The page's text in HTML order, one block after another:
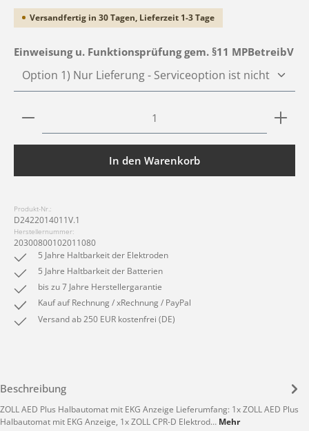
Versandfertig in 30 Tagen, Lieferzeit 1-3 Tage
Einweisung u. Funktionsprüfung gem. §11 MPBetreibV
Produkt Anzahl: Gib den gewünschten Wert ein
In den Warenkorb
Produkt-Nr.:
D2422014011V.1
Herstellernummer:
20300800102011080
5 Jahre Haltbarkeit der Elektroden
5 Jahre Haltbarkeit der Batterien
bis zu 7 Jahre Herstellergarantie
Kauf auf Rechnung / xRechnung / PayPal
Versand ab 250 EUR kostenfrei (DE)
Beschreibung
ZOLL AED Plus Halbautomat mit EKG Anzeige Lieferumfang: 1x ZOLL AED Plus
Halbautomat mit EKG Anzeige, 1x ZOLL CPR-D Elektrod… Mehr